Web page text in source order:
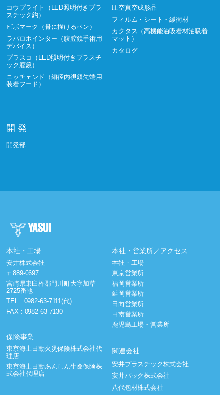
コウプライト（LED照明付きプラ
スチック鈎）
ビボマーク（骨に描けるペン）
ラパロポインター（腹腔鏡手術用
デバイス）
プラスコ（LED照明付きプラスチ
ック腟鏡）
ニッチェンド（細径内視鏡先端用
装着フード）
圧空真空成形品
フィルム・シート・緩衝材
カクタス（高機能油吸着材油吸着
マット）
カタログ
開 発
開発部
本社・工場
安井株式会社
〒889-0697
宮崎県東臼杵郡門川町大字加草
2725番地
TEL :0982-63-7111(代)
FAX : 0982-63-7130
保険事業
東京海上日動火災保険株式会社代
理店
東京海上日動あんしん生命保険株
式会社代理店
本社・営業所／アクセス
本社・工場
東京営業所
福岡営業所
延岡営業所
日向営業所
日南営業所
鹿児島工場・営業所
関連会社
安井プラスチック株式会社
安井パック株式会社
八代包材株式会社